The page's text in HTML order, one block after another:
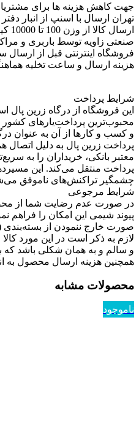
تهران ارسال با اسنپ از انبار
صنعتی زاویه توسط باربری و
فروشگاه اینترنتی قبل از
هزینه ارسال و ساعت تخلیه
شرایط پرداخت
این فروشگاه از درگاه زرین پال
محبوب‌ترین پرداخت‌یارهای
و کسب و کارها از آن به عنوان
پرداخت زرین پال به دلیل اتصال
معتبر بانکی، خریداران را به
پرداخت منتقل می‌کند. این
چشمگیر تراکنش‌های ناموفق
شرایط مرجوعی
در صورت عدم رضایت شما از
پیوند شیمی این امکان را فراهم
لازم به ذکر است در این مورد
و سالم و به همان شکلی باشد که
همچنین هزینه ارسال محصول به
محصولات مشابه
ناموجود